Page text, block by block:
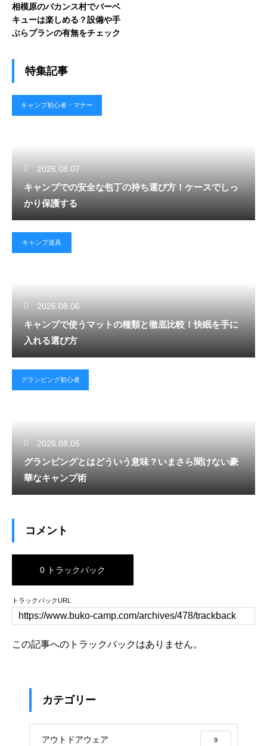
相模原のバカンス村でバーベ
キューは楽しめる？設備や手
ぶらプランの有無をチェック
特集記事
キャンプ初心者・マナー
2026.08.07
キャンプでの安全な包丁の持ち運び方！ケースでしっ
かり保護する
キャンプ道具
2026.08.06
キャンプで使うマットの種類と徹底比較！快眠を手に
入れる選び方
グランピング初心者
2026.08.05
グランピングとはどういう意味？いまさら聞けない豪
華なキャンプ術
コメント
0 トラックバック
トラックバックURL
この記事へのトラックバックはありません。
カテゴリー
アウトドアウェア 9